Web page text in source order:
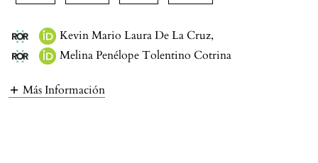
Kevin Mario Laura De La Cruz,
Melina Penélope Tolentino Cotrina
Más Información